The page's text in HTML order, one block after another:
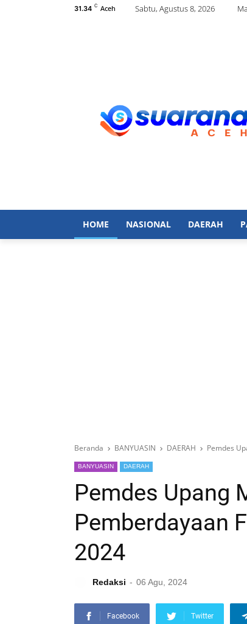
31.34 C Aceh Sabtu, Agustus 8, 2026
HOME NASIONAL DAERAH
Beranda BANYUASIN DAERAH Pemdes
BANYUASIN DAERAH
Pemdes Upang
Pemberdayaan
2024
Redaksi 06 Agu, 2024
Facebook Twitter